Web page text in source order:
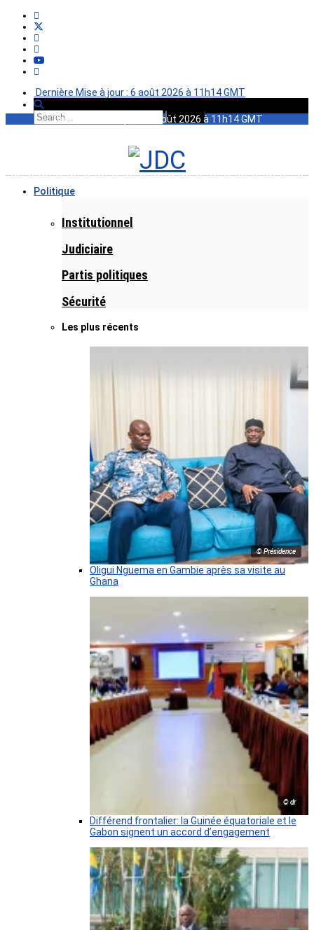
Dernière Mise à jour : 6 août 2026 à 11h14 GMT
Dernière Mise à jour : 6 août 2026 à 11h14 GMT
Politique
Institutionnel
Judiciaire
Partis politiques
Sécurité
Les plus récents
© Présidence
Oligui Nguema en Gambie après sa visite au
Ghana
© dr
Différend frontalier: la Guinée équatoriale et le
Gabon signent un accord d’engagement